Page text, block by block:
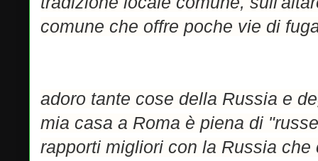
comune che offre poche vie di
adoro tante cose della Russia e
mia casa a Roma è piena di
rapporti migliori con la Russia